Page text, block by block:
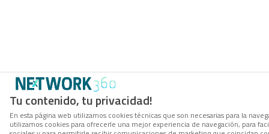
Tu contenido, tu privacidad!
En esta página web utilizamos cookies técnicas que son necesarias para la
utilizamos cookies para ofrecerle una mejor experiencia de navegación, para